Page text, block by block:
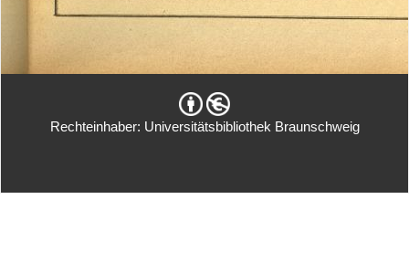
Rechteinhaber: Universitätsbibliothek Braunschweig